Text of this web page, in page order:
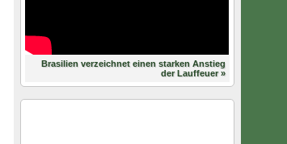
Brasilien verzeichnet einen starken Anstieg
der Lauffeuer »